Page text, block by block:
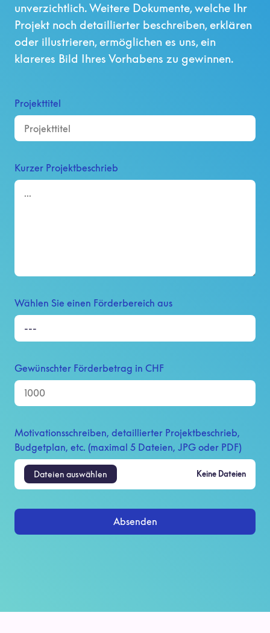
unverzichtlich. Weitere Dokumente, welche Ihr
Projekt noch detaillierter beschreiben, erklären
oder illustrieren, ermöglichen es uns, ein
klareres Bild Ihres Vorhabens zu gewinnen.
Projekttitel
Kurzer Projektbeschrieb
Wählen Sie einen Förderbereich aus
Gewünschter Förderbetrag in CHF
Motivationsschreiben, detaillierter Projektbeschrieb,
Budgetplan, etc. (maximal 5 Dateien, JPG oder PDF)
Dateien auswählen Keine Dateien